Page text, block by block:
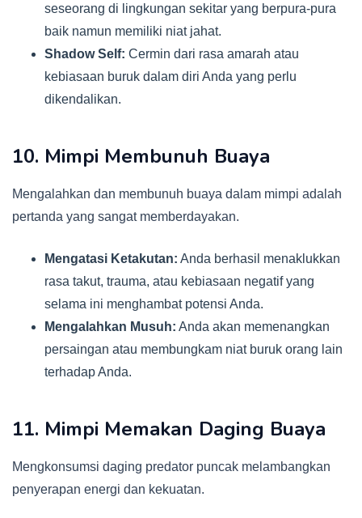
seseorang di lingkungan sekitar yang berpura-pura
baik namun memiliki niat jahat.
Shadow Self: Cermin dari rasa amarah atau
kebiasaan buruk dalam diri Anda yang perlu
dikendalikan.
10. Mimpi Membunuh Buaya
Mengalahkan dan membunuh buaya dalam mimpi adalah
pertanda yang sangat memberdayakan.
Mengatasi Ketakutan: Anda berhasil menaklukkan
rasa takut, trauma, atau kebiasaan negatif yang
selama ini menghambat potensi Anda.
Mengalahkan Musuh: Anda akan memenangkan
persaingan atau membungkam niat buruk orang lain
terhadap Anda.
11. Mimpi Memakan Daging Buaya
Mengkonsumsi daging predator puncak melambangkan
penyerapan energi dan kekuatan.